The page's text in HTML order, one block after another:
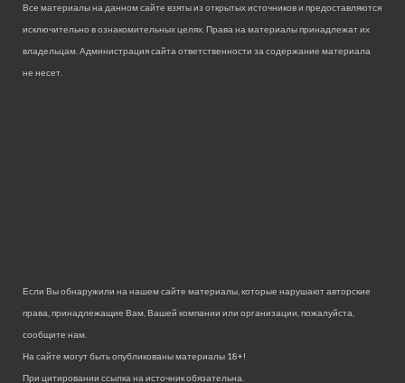
Все материалы на данном сайте взяты из открытых источников и предоставляются
исключительно в ознакомительных целях. Права на материалы принадлежат их
владельцам. Администрация сайта ответственности за содержание материала
не несет.
Если Вы обнаружили на нашем сайте материалы, которые нарушают авторские
права, принадлежащие Вам, Вашей компании или организации, пожалуйста,
сообщите нам.
На сайте могут быть опубликованы материалы 18+!
При цитировании ссылка на источник обязательна.